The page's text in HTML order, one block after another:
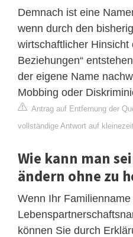
Demnach ist eine
wenn durch den
wirtschaftlicher Hinsicht
Beziehungen“
der eigene Name
Mobbing oder
Antrag auf Entfernung der
vollständige Antwort auf
Wie kann man
ändern ohne zu
Wenn Ihr
können Sie durch